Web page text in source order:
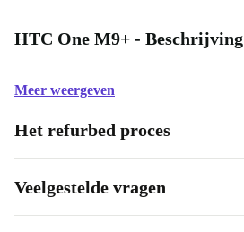
HTC One M9+ - Beschrijving
Meer weergeven
Het refurbed proces
Veelgestelde vragen